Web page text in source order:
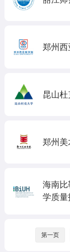
郑州
昆山
郑州
海南
学质量
第一页